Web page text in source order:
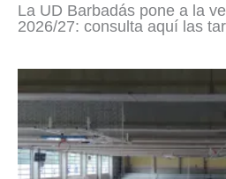
La UD Barbadás pone a la
2026/27: consulta aquí las